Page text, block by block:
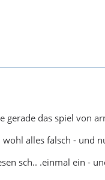
gerade das spiel von
wohl alles falsch - und
sch.. .einmal ein -